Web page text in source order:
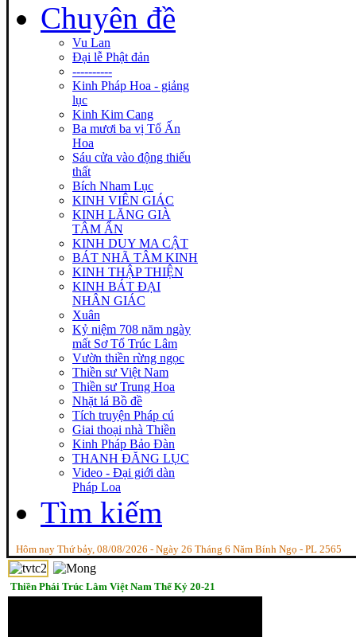
Chuyên đề
Vu Lan
Đại lễ Phật đản
----------
Kinh Pháp Hoa - giảng
lục
Kinh Kim Cang
Ba mươi ba vị Tổ Ấn
Hoa
Sáu cửa vào động thiếu
thất
Bích Nham Lục
KINH VIÊN GIÁC
KINH LĂNG GIÀ
TÂM ẤN
KINH DUY MA CẬT
BÁT NHÃ TÂM KINH
KINH THẬP THIỆN
KINH BÁT ĐẠI
NHÂN GIÁC
Xuân
Kỷ niệm 708 năm ngày
mất Sơ Tổ Trúc Lâm
Vườn thiền rừng ngọc
Thiền sư Việt Nam
Thiền sư Trung Hoa
Nhặt lá Bồ đề
Tích truyện Pháp cú
Giai thoại nhà Thiền
Kinh Pháp Bảo Đàn
THANH ĐĂNG LỤC
Video - Đại giới dàn
Pháp Loa
Tìm kiếm
Hôm nay Thứ bảy, 08/08/2026 - Ngày 26 Tháng 6 Năm Bính Ngọ - PL 2565
Thiền Phái Trúc Lâm Việt Nam Thế Kỷ 20-21